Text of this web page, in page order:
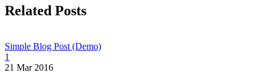
Related Posts
Simple Blog Post (Demo)
1
21 Mar 2016